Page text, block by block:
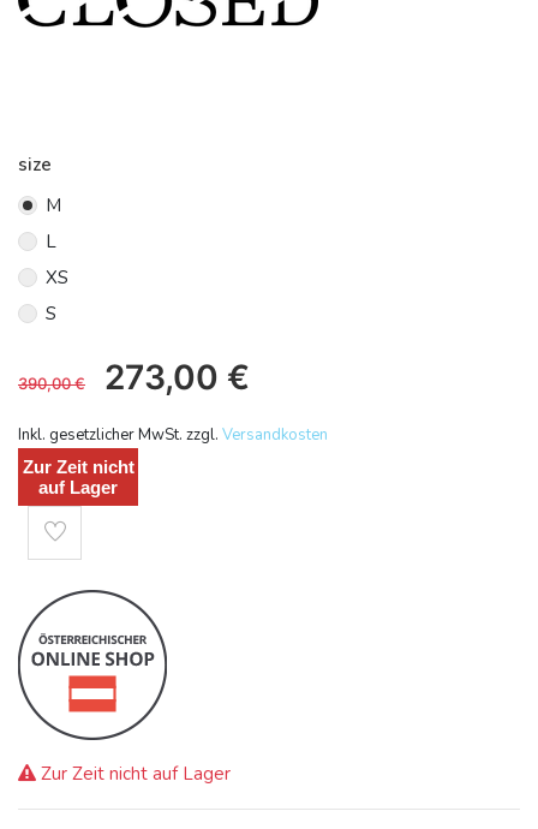
size
M
L
XS
S
390,00€ 273,00 €
Inkl. gesetzlicher MwSt. zzgl. Versandkosten
Zur Zeit nicht
auf Lager
Zur Zeit nicht auf Lager